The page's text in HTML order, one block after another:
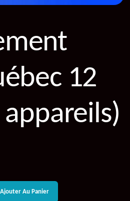
12
Ajouter Au Panier